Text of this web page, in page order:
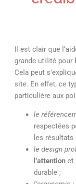
Il est clair que
grande utilité pour
Cela peut
site. En effet, ce
particulière aux
le
respectées
les résultats
le design
l’attention et
durable ;